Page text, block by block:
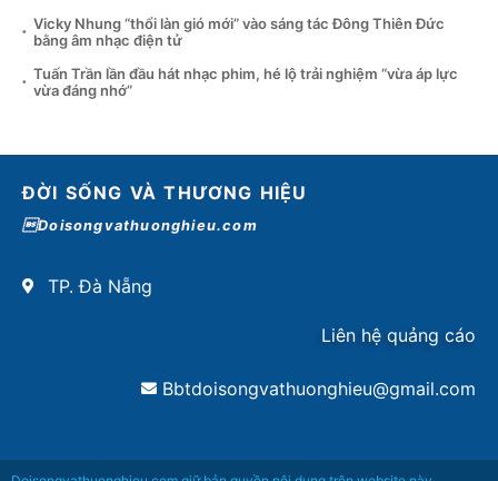
Vicky Nhung “thổi làn gió mới” vào sáng tác Đông Thiên Đức
bằng âm nhạc điện tử
Tuấn Trần lần đầu hát nhạc phim, hé lộ trải nghiệm “vừa áp lực
vừa đáng nhớ”
ĐỜI SỐNG VÀ THƯƠNG HIỆU
Doisongvathuonghieu.com
TP. Đà Nẵng
Liên hệ quảng cáo
Bbtdoisongvathuonghieu@gmail.com